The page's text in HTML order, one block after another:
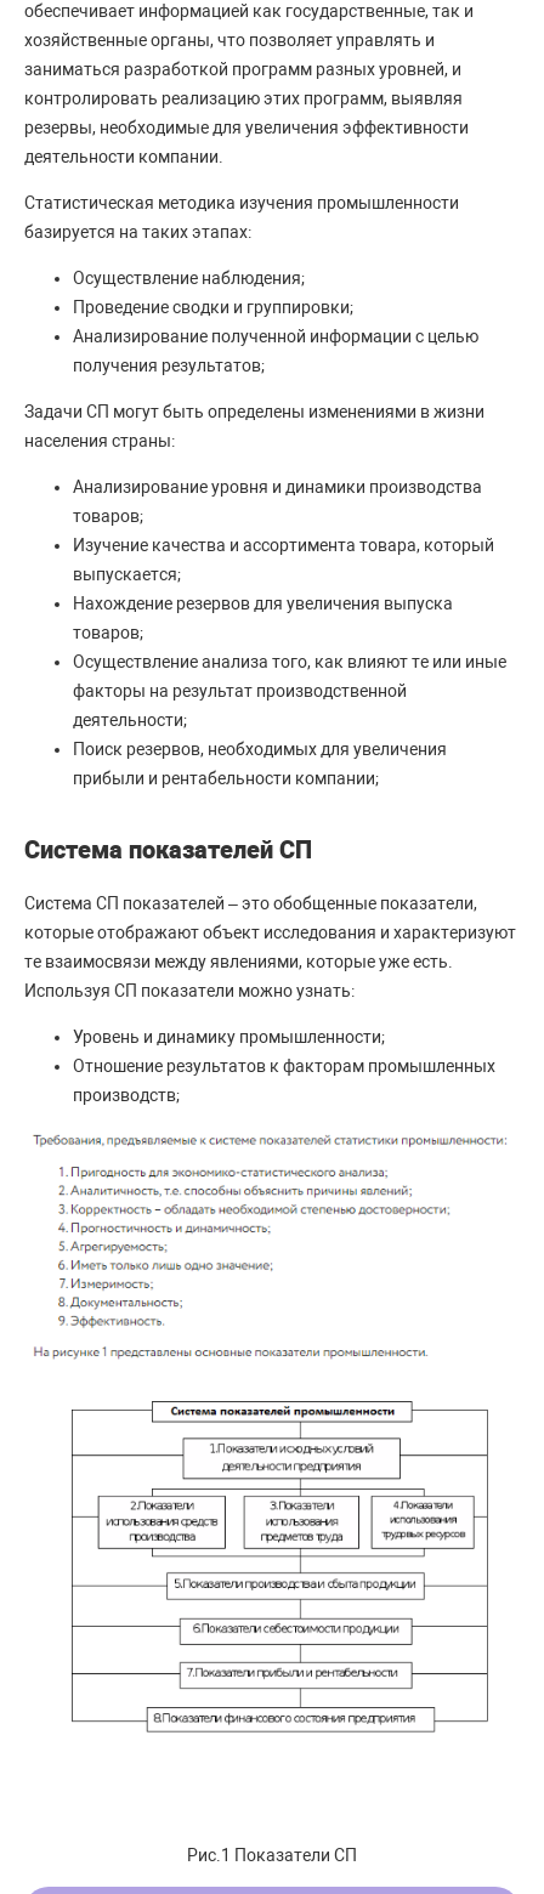
обеспечивает информацией как государственные, так и
хозяйственные органы, что позволяет управлять и
заниматься разработкой программ разных уровней, и
контролировать реализацию этих программ, выявляя
резервы, необходимые для увеличения эффективности
деятельности компании.
Статистическая методика изучения промышленности
базируется на таких этапах:
Осуществление наблюдения;
Проведение сводки и группировки;
Анализирование полученной информации с целью
получения результатов;
Задачи СП могут быть определены изменениями в жизни
населения страны:
Анализирование уровня и динамики производства
товаров;
Изучение качества и ассортимента товара, который
выпускается;
Нахождение резервов для увеличения выпуска
товаров;
Осуществление анализа того, как влияют те или иные
факторы на результат производственной
деятельности;
Поиск резервов, необходимых для увеличения
прибыли и рентабельности компании;
Система показателей СП
Система СП показателей – это обобщенные показатели,
которые отображают объект исследования и характеризуют
те взаимосвязи между явлениями, которые уже есть.
Используя СП показатели можно узнать:
Уровень и динамику промышленности;
Отношение результатов к факторам промышленных
производств;
Рис.1 Показатели СП